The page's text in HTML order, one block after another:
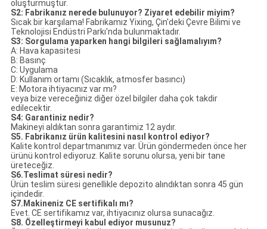
oluşturmuştur.
S2: Fabrikanız nerede bulunuyor? Ziyaret edebilir miyim?
Sıcak bir karşılama! Fabrikamız Yixing, Çin'deki Çevre Bilimi ve
Teknolojisi Endüstri Parkı'nda bulunmaktadır.
S3: Sorgulama yaparken hangi bilgileri sağlamalıyım?
A: Hava kapasitesi
B: Basınç
C: Uygulama
D: Kullanım ortamı (Sıcaklık, atmosfer basıncı)
E: Motora ihtiyacınız var mı?
veya bize vereceğiniz diğer özel bilgiler daha çok takdir
edilecektir.
S4: Garantiniz nedir?
Makineyi aldıktan sonra garantimiz 12 aydır.
S5. Fabrikanız ürün kalitesini nasıl kontrol ediyor?
Kalite kontrol departmanımız var. Ürün göndermeden önce her
ürünü kontrol ediyoruz. Kalite sorunu olursa, yeni bir tane
üreteceğiz.
S6.Teslimat süresi nedir?
Ürün teslim süresi genellikle depozito alındıktan sonra 45 gün
içindedir.
S7.Makineniz CE sertifikalı mı?
Evet. CE sertifikamız var, ihtiyacınız olursa sunacağız.
S8. Özelleştirmeyi kabul ediyor musunuz?